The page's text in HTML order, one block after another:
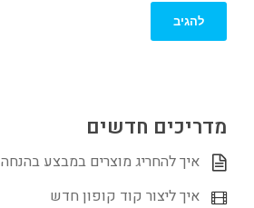
מדריכים חדשים
איך להחריג מוצרים במבצע בהנחה
איך ליצור קוד קופון חדש